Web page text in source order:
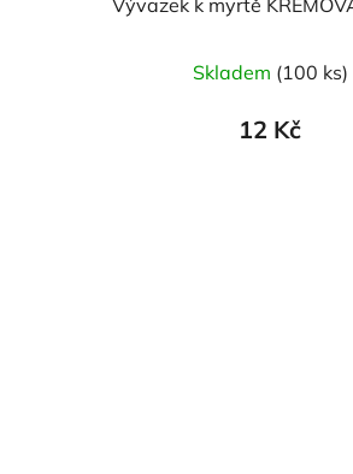
Vývazek k myrtě
Skladem (100 ks)
12 Kč